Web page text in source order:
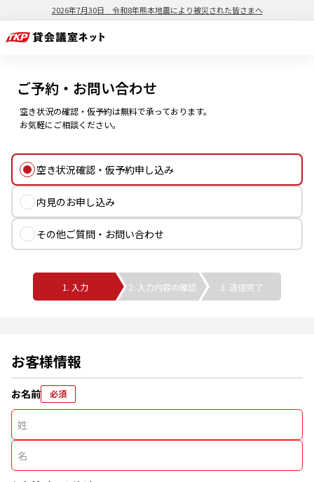
2026年7月30日 令和8年熊本地震により被災された皆さまへ
ご予約・お問い合わせ
空き状況の確認・仮予約は無料で承っております。
お気軽にご相談ください。
空き状況確認・仮予約申し込み
内見のお申し込み
その他ご質問・お問い合わせ
1. 入力 2. 入力内容の確認 3. 送信完了
お客様情報
お名前 必須